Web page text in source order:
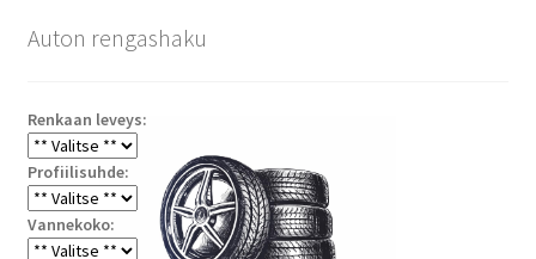
Auton rengashaku
Renkaan leveys:
Profiilisuhde:
Vannekoko: